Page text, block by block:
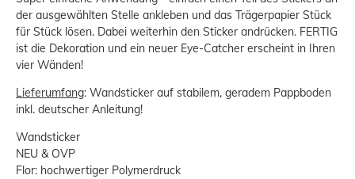
der ausgewählten Stelle ankleben und das Trägerpapier Stück
für Stück lösen. Dabei weiterhin den Sticker andrücken. FERTIG
ist die Dekoration und ein neuer Eye-Catcher erscheint in Ihren
vier Wänden!
Lieferumfang: Wandsticker auf stabilem, geradem Pappboden
inkl. deutscher Anleitung!
Wandsticker
NEU & OVP
Flor: hochwertiger Polymerdruck